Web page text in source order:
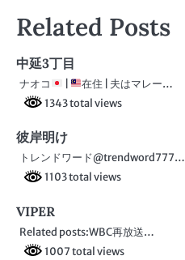
ナ
ビ
ゲ
ー
シ
ョ
ン
Related Posts
中延3丁目
ナオコ
在住 | 夫はマレー…
1343 total views
彼岸明け
トレンドワード@trendword777…
1103 total views
VIPER
Related posts:WBC再放送…
1007 total views